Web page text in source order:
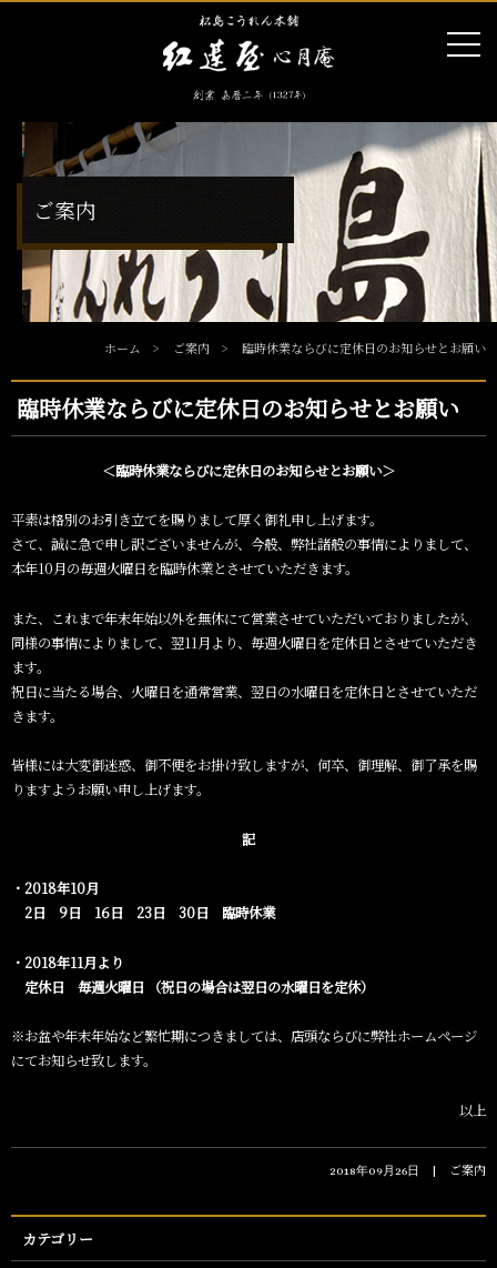
ご案内
ホーム ご案内 臨時休業ならびに定休日のお知らせとお願い
臨時休業ならびに定休日のお知らせとお願い
＜臨時休業ならびに定休日のお知らせとお願い＞
平素は格別のお引き立てを賜りまして厚く御礼申し上げます。
さて、誠に急で申し訳ございませんが、今般、弊社諸般の事情によりまして、
本年10月の毎週火曜日を臨時休業とさせていただきます。
また、これまで年末年始以外を無休にて営業させていただいておりましたが、
同様の事情によりまして、翌11月より、毎週火曜日を定休日とさせていただき
ます。
祝日に当たる場合、火曜日を通常営業、翌日の水曜日を定休日とさせていただ
きます。
皆様には大変御迷惑、御不便をお掛け致しますが、何卒、御理解、御了承を賜
りますようお願い申し上げます。
記
・2018年10月
2日 9日 16日 23日 30日 臨時休業
・2018年11月より
定休日 毎週火曜日 （祝日の場合は翌日の水曜日を定休）
※お盆や年末年始など繁忙期につきましては、店頭ならびに弊社ホームページ
にてお知らせ致します。
以上
2018年09月26日 ご案内
カテゴリー